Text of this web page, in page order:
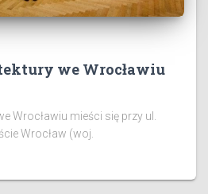
we Wrocławiu
Wrocławiu mieści się przy ul.
Wrocław (woj.